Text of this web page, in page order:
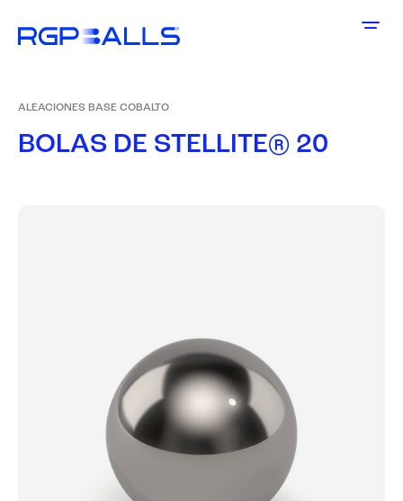
ALEACIONES BASE COBALTO
BOLAS DE STELLITE® 20